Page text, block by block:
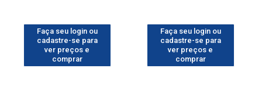
Faça seu login ou
cadastre-se para
ver preços e
comprar
Faça seu login ou
cadastre-se para
ver preços e
comprar